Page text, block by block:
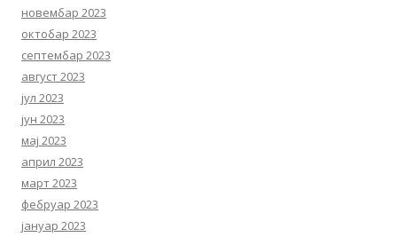
новембар 2023
октобар 2023
септембар 2023
август 2023
јул 2023
јун 2023
мај 2023
април 2023
март 2023
фебруар 2023
јануар 2023